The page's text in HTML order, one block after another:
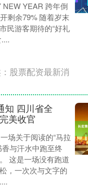
NEW YEAR 跨年倒
剩余79% 随着岁末
民游客期待的“好礼
股票配资最新消
知 四川省全
美收官
场关于阅读的“马拉
与汗水中跑至终
这是一场没有跑道
，一次次与文字的